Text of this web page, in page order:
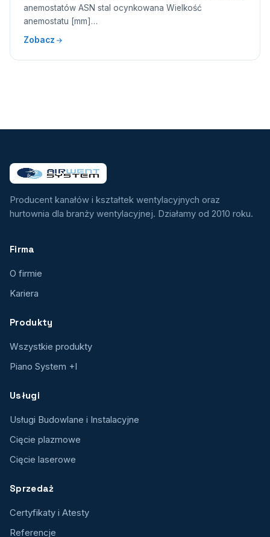
anemostatów ASN stal ocynkowana Wielkość
anemostatu [mm]…
Zobacz
Producent kanałów i kształtek wentylacyjnych oraz
hurtownia dla branży wentylacyjnej. Działamy od 2010 roku.
Firma
O firmie
Kariera
Produkty
Wszystkie produkty
Piano System +I
Usługi
Usługi Budowlane i Instalacyjne
Cięcie plazmowe
Cięcie laserowe
Sprzedaż
Certyfikaty i Atesty
Referencje